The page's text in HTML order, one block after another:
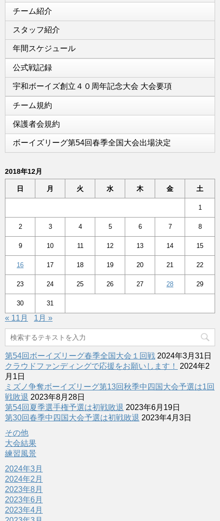
チーム紹介
スタッフ紹介
年間スケジュール
公式戦記録
宇和ボーイズ創立４０周年記念大会 大会要項
チーム規約
保護者会規約
ボーイズリーグ第54回春季全国大会出場決定
2018年12月
日 月 火 水 木 金 土
1
2 3 4 5 6 7 8
9 10 11 12 13 14 15
16 17 18 19 20 21 22
23 24 25 26 27 28 29
30 31
« 11月 1月 »
第54回ボーイズリーグ春季全国大会１回戦 2024年3月31日
クラウドファンディングで応援をお願いします！
2024年2
月1日
ミズノ争奪ボーイズリーグ第13回秋季中四国大会予選は1回
戦敗退 2023年8月28日
第54回夏季選手権予選は初戦敗退 2023年6月19日
第30回春季中四国大会予選は初戦敗退 2023年4月3日
その他
大会結果
練習風景
2024年3月
2024年2月
2023年8月
2023年6月
2023年4月